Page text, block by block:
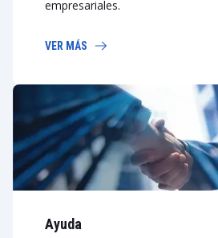
empresariales.
VER MÁS
Ayuda